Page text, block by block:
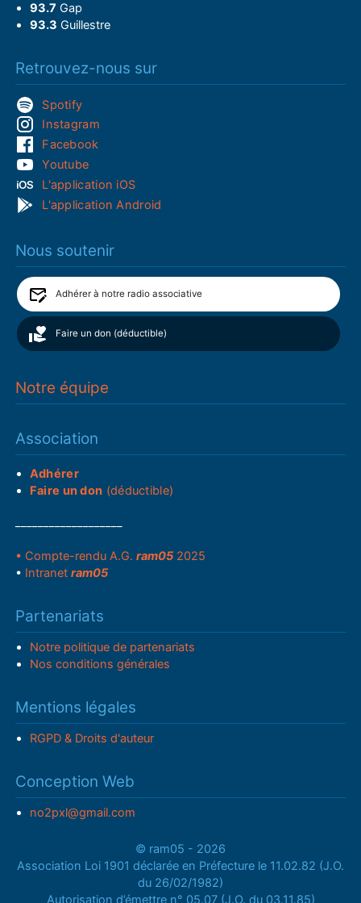
93.7 Gap
93.3 Guillestre
Retrouvez-nous sur
Spotify
Instagram
Facebook
Youtube
L'application iOS
L'application Android
Nous soutenir
Adhérer à notre radio associative
Faire un don (déductible)
Notre équipe
Association
Adhérer
Faire un don (déductible)
• Compte-rendu A.G.ram05 2025
• Intranetram05
Partenariats
Notre politique de partenariats
Nos conditions générales
Mentions légales
RGPD & Droits d'auteur
Conception Web
no2pxl@gmail.com
© ram05 - 2026
Association Loi 1901 déclarée en Préfecture le 11.02.82 (J.O.
du 26/02/1982)
Autorisation d’émettre n° 05.07 (J.O. du 03.11.85)